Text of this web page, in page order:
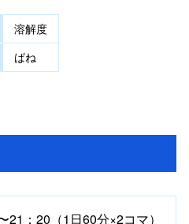
溶解度
ばね
21：20（1日60分×2コマ）